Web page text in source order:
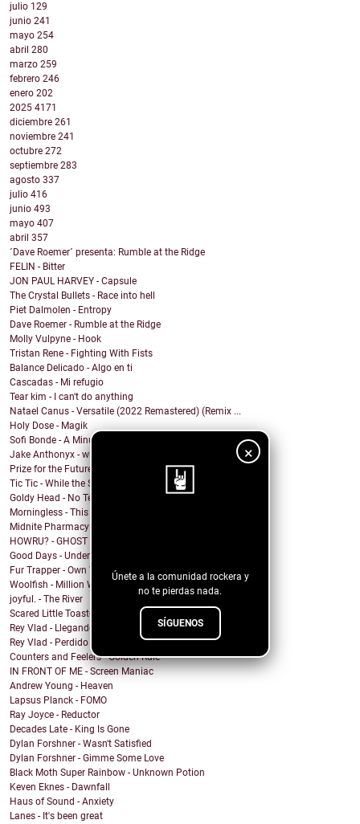
×
Únete a la comunidad rockera y
no te pierdas nada.
SÍGUENOS
julio 129
junio 241
mayo 254
abril 280
marzo 259
febrero 246
enero 202
2025 4171
diciembre 261
noviembre 241
octubre 272
septiembre 283
agosto 337
julio 416
junio 493
mayo 407
abril 357
´Dave Roemer´ presenta: Rumble at the Ridge
FELIN - Bitter
JON PAUL HARVEY - Capsule
The Crystal Bullets - Race into hell
Piet Dalmolen - Entropy
Dave Roemer - Rumble at the Ridge
Molly Vulpyne - Hook
Tristan Rene - Fighting With Fists
Balance Delicado - Algo en ti
Cascadas - Mi refugio
Tear kim - I can't do anything
Natael Canus - Versatile (2022 Remastered) (Remix ...
Holy Dose - Magik
Sofi Bonde - A Minute
Jake Anthonyx - what happened to yesterday?
Prize for the Future - Farewell
Tic Tic - While the Shadows Grow
Goldy Head - No Tengo Problema (Contigo)
Morningless - This Party
Midnite Pharmacy - Becoming
HOWRU? - GHOST
Good Days - Undertow
Fur Trapper - Own Worst Enemy
Woolfish - Million Ways
joyful. - The River
Scared Little Toaster - NO DECAF
Rey Vlad - Llegando al puerto
Rey Vlad - Perdido en altamar
Counters and Feelers - Golden Rule
IN FRONT OF ME - Screen Maniac
Andrew Young - Heaven
Lapsus Planck - FOMO
Ray Joyce - Reductor
Decades Late - King Is Gone
Dylan Forshner - Wasn't Satisfied
Dylan Forshner - Gimme Some Love
Black Moth Super Rainbow - Unknown Potion
Keven Eknes - Dawnfall
Haus of Sound - Anxiety
Lanes - It's been great